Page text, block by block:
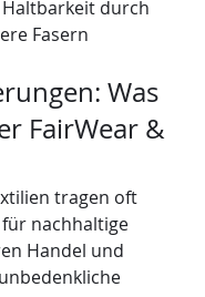
Fasern
Was
FairWear &
tragen oft
für nachhaltige
Handel und